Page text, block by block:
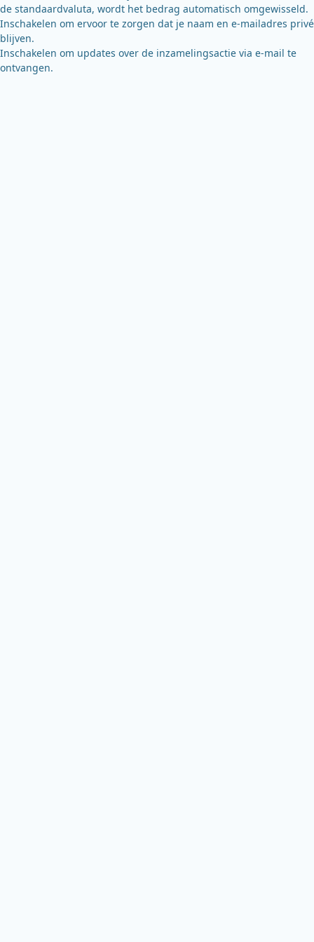
de standaardvaluta, wordt het bedrag automatisch omgewisseld.
Inschakelen om ervoor te zorgen dat je naam en e-mailadres privé
blijven.
Inschakelen om updates over de inzamelingsactie via e-mail te
ontvangen.